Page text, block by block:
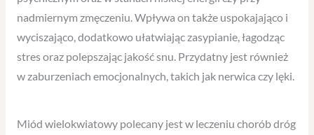
nadmiernym zmęczeniu. Wpływa on także uspokajająco i
wyciszająco, dodatkowo ułatwiając zasypianie, łagodząc
stres oraz polepszając jakość snu. Przydatny jest również
w zaburzeniach emocjonalnych, takich jak nerwica czy lęki.
Miód wielokwiatowy polecany jest w leczeniu chorób dróg